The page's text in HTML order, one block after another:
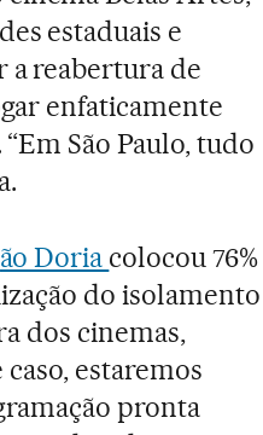
estaduais e
a reabertura de
enfaticamente
São Paulo, tudo
ão Doria colocou 76%
do isolamento
dos cinemas,
estaremos
pronta